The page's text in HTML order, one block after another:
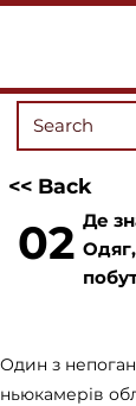
<< Back
02 Де
Один з
ньюкамерів